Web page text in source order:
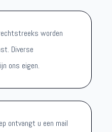
worden
Diverse
ons eigen.
ontvangt u een mail